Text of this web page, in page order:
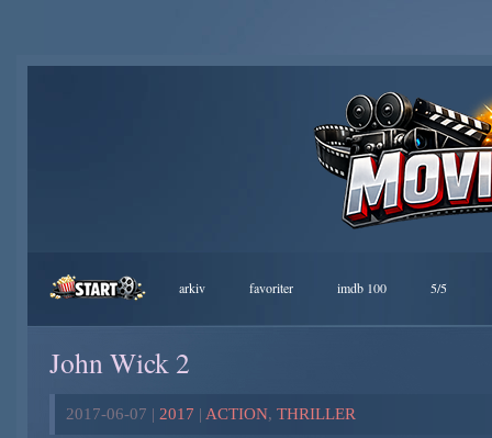
arkiv favoriter imdb 100 5/5
John Wick 2
2017-06-07 | 2017 | ACTION, THRILLER